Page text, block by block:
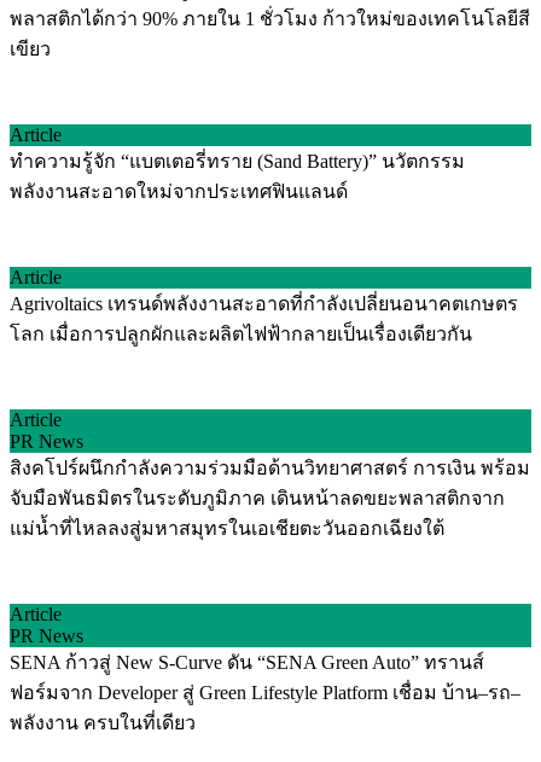
พลาสติกได้กว่า 90% ภายใน 1 ชั่วโมง ก้าวใหม่ของเทคโนโลยีสี
เขียว
Article
ทำความรู้จัก “แบตเตอรี่ทราย (Sand Battery)” นวัตกรรม
พลังงานสะอาดใหม่จากประเทศฟินแลนด์
Article
Agrivoltaics เทรนด์พลังงานสะอาดที่กำลังเปลี่ยนอนาคตเกษตร
โลก เมื่อการปลูกผักและผลิตไฟฟ้ากลายเป็นเรื่องเดียวกัน
Article
PR News
สิงคโปร์ผนึกกำลังความร่วมมือด้านวิทยาศาสตร์ การเงิน พร้อม
จับมือพันธมิตรในระดับภูมิภาค เดินหน้าลดขยะพลาสติกจาก
แม่น้ำที่ไหลลงสู่มหาสมุทรในเอเชียตะวันออกเฉียงใต้
Article
PR News
SENA ก้าวสู่ New S-Curve ดัน “SENA Green Auto” ทรานส์
ฟอร์มจาก Developer สู่ Green Lifestyle Platform เชื่อม บ้าน–รถ–
พลังงาน ครบในที่เดียว